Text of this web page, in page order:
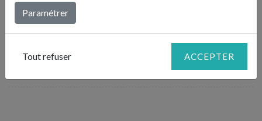
Quand la confiture a bien réduit mais qu’elle est
encore un peu liquide, prélevez-la avec une petite
retournez-les le temps qu’ils refroidissent.
Paramétrer
Tout refuser ACCEPTER